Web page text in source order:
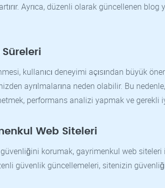
Ayrıca, düzenli olarak güncellenen blog
Süreleri
kullanıcı deneyimi açısından büyük
ayrılmalarına neden olabilir. Bu
performans analizi yapmak ve
Web Siteleri
korumak, gayrimenkul web siteleri
güvenlik güncellemeleri, sitenizin